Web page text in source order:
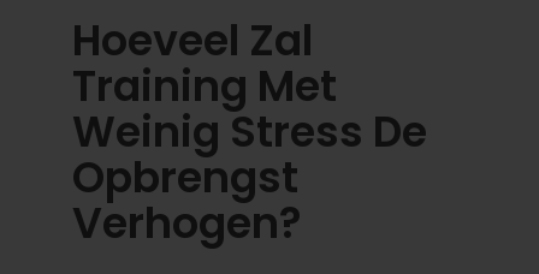
Hoeveel Zal
Training Met
Weinig Stress De
Opbrengst
Verhogen?